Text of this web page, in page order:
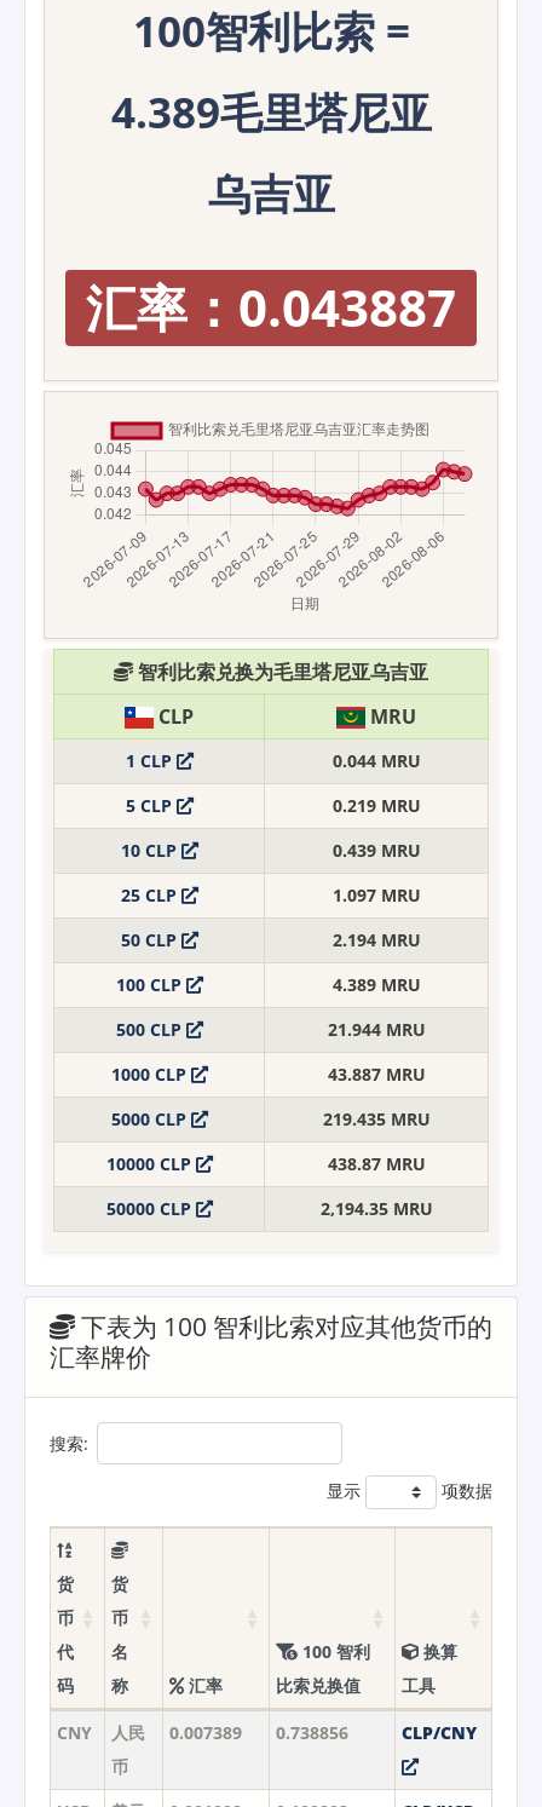
100智利比索 =
4.389毛里塔尼亚
乌吉亚
汇率：0.043887
智利比索兑换为毛里塔尼亚乌吉亚
CLP
MRU
1 CLP
0.044 MRU
5 CLP
0.219 MRU
10 CLP
0.439 MRU
25 CLP
1.097 MRU
50 CLP
2.194 MRU
100 CLP
4.389 MRU
500 CLP
21.944 MRU
1000 CLP
43.887 MRU
5000 CLP
219.435 MRU
10000 CLP
438.87 MRU
50000 CLP
2,194.35 MRU
下表为 100 智利比索对应其他货币的
汇率牌价
搜索:
显示 项数据
货
币
代
码
货
币
名
称
汇率
100 智利
比索兑换值
换算
工具
CNY
人民
币
0.007389 0.738856 CLP/CNY